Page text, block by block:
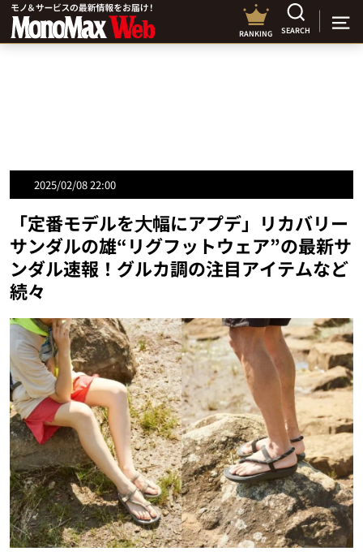
RANKING SEARCH
2025/02/08 22:00
「定番モデルを⼤幅にアプデ」リカバリー
サンダルの雄“リグフットウェア”の最新サ
ンダル速報！グルカ調の注目アイテムなど
続々